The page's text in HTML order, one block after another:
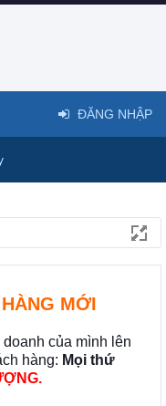
MỚI
của mình lên
hàng: Mọi thứ
ĐĂNG NHẬP